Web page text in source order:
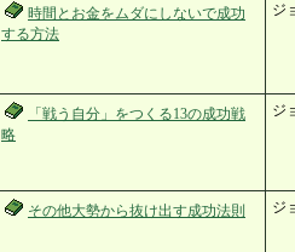
時間とお金をムダにしないで成功
する方法
ジ
「戦う自分」をつくる13の成功戦
略
ジ
その他大勢から抜け出す成功法則 ジ